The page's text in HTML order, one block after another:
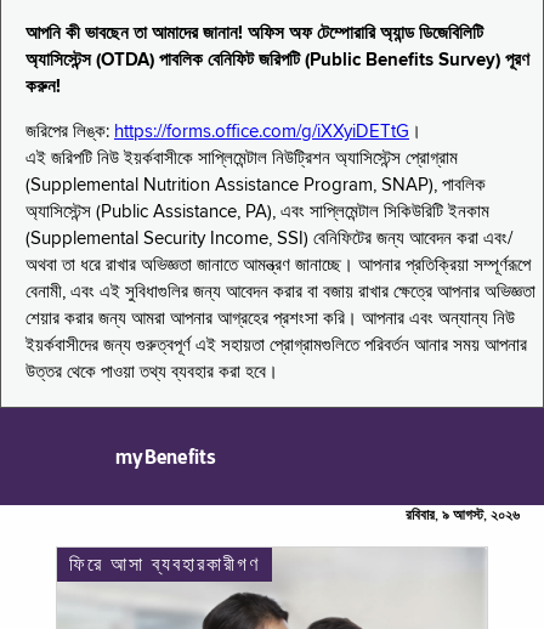
আপনি কী ভাবছেন তা আমাদের জানান! অফিস অফ টেম্পোরারি অ্যান্ড ডিজেবিলিটি
অ্যাসিস্টেন্স (OTDA) পাবলিক বেনিফিট জরিপটি (Public Benefits Survey) পূরণ
করুন!
জরিপের লিঙ্ক: https://forms.office.com/g/iXXyiDETtG ।
এই জরিপটি নিউ ইয়র্কবাসীকে সাপ্লিমেন্টাল নিউট্রিশন অ্যাসিস্টেন্স প্রোগ্রাম
(Supplemental Nutrition Assistance Program, SNAP), পাবলিক
অ্যাসিস্টেন্স (Public Assistance, PA), এবং সাপ্লিমেন্টাল সিকিউরিটি ইনকাম
(Supplemental Security Income, SSI) বেনিফিটের জন্য আবেদন করা এবং/
অথবা তা ধরে রাখার অভিজ্ঞতা জানাতে আমন্ত্রণ জানাচ্ছে। আপনার প্রতিক্রিয়া সম্পূর্ণরূপে
বেনামী, এবং এই সুবিধাগুলির জন্য আবেদন করার বা বজায় রাখার ক্ষেত্রে আপনার অভিজ্ঞতা
শেয়ার করার জন্য আমরা আপনার আগ্রহের প্রশংসা করি। আপনার এবং অন্যান্য নিউ
ইয়র্কবাসীদের জন্য গুরুত্বপূর্ণ এই সহায়তা প্রোগ্রামগুলিতে পরিবর্তন আনার সময় আপনার
উত্তর থেকে পাওয়া তথ্য ব্যবহার করা হবে।
myBenefits
রবিবার, ৯ আগস্ট, ২০২৬
ফিরে আসা ব্যবহারকারীগণ